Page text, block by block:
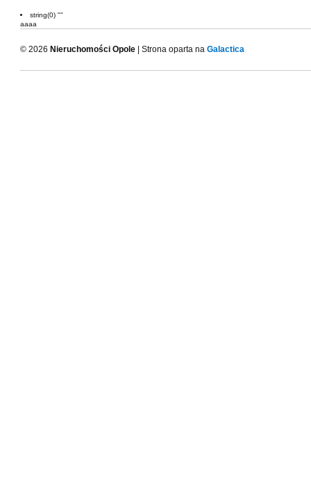
string(0) ""
aaaa
© 2026 Nieruchomości Opole | Strona oparta na Galactica